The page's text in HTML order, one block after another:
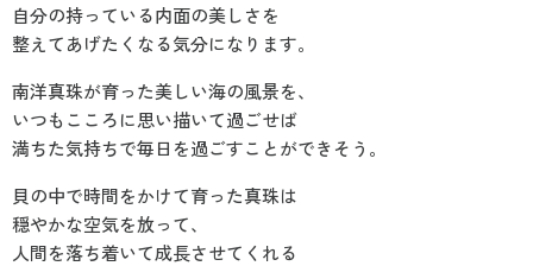
自分の持っている内面の美しさを
整えてあげたくなる気分になります。
南洋真珠が育った美しい海の風景を、
いつもこころに思い描いて過ごせば
満ちた気持ちで毎日を過ごすことができそう。
貝の中で時間をかけて育った真珠は
穏やかな空気を放って、
人間を落ち着いて成長させてくれる